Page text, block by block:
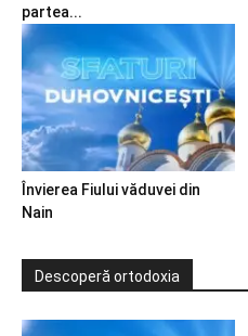
partea...
Învierea Fiului văduvei din
Nain
Descoperă ortodoxia